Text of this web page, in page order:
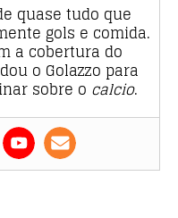
quase tudo que
gols e comida.
a cobertura do
o Golazzo para
sobre o calcio.